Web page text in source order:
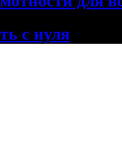
с нуля